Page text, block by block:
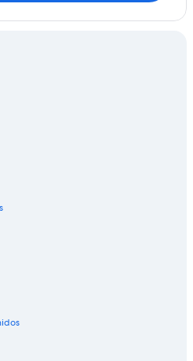
Guayaquil
Guayaquil
en Guayaquil
en Guayaquil
Guayaquil